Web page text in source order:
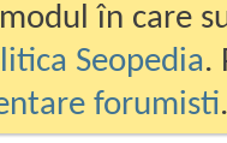
în care
Seopedia.
forumisti.